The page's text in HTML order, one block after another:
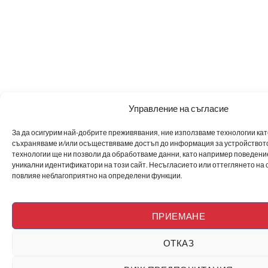
Управление на съгласие
За да осигурим най-добрите преживявания, ние използваме технологии
съхраняваме и/или осъществяваме достъп до информация за
технологии ще ни позволи да обработваме данни, като например
уникални идентификатори на този сайт. Несъгласието или оттеглянето на
повлияе неблагоприятно на определени функции.
ПРИЕМАНЕ
ОТКАЗ